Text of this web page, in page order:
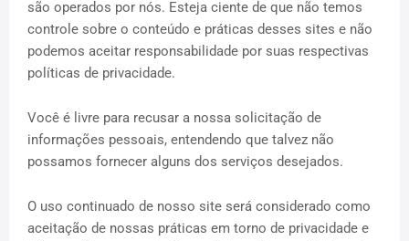
são operados por nós. Esteja ciente de que não temos
controle sobre o conteúdo e práticas desses sites e não
podemos aceitar responsabilidade por suas respectivas
políticas de privacidade.
Você é livre para recusar a nossa solicitação de
informações pessoais, entendendo que talvez não
possamos fornecer alguns dos serviços desejados.
O uso continuado de nosso site será considerado como
aceitação de nossas práticas em torno de privacidade e